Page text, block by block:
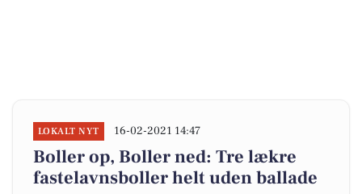
LOKALT NYT 16-02-2021 14:47
Boller op, Boller ned: Tre lækre
fastelavnsboller helt uden ballade